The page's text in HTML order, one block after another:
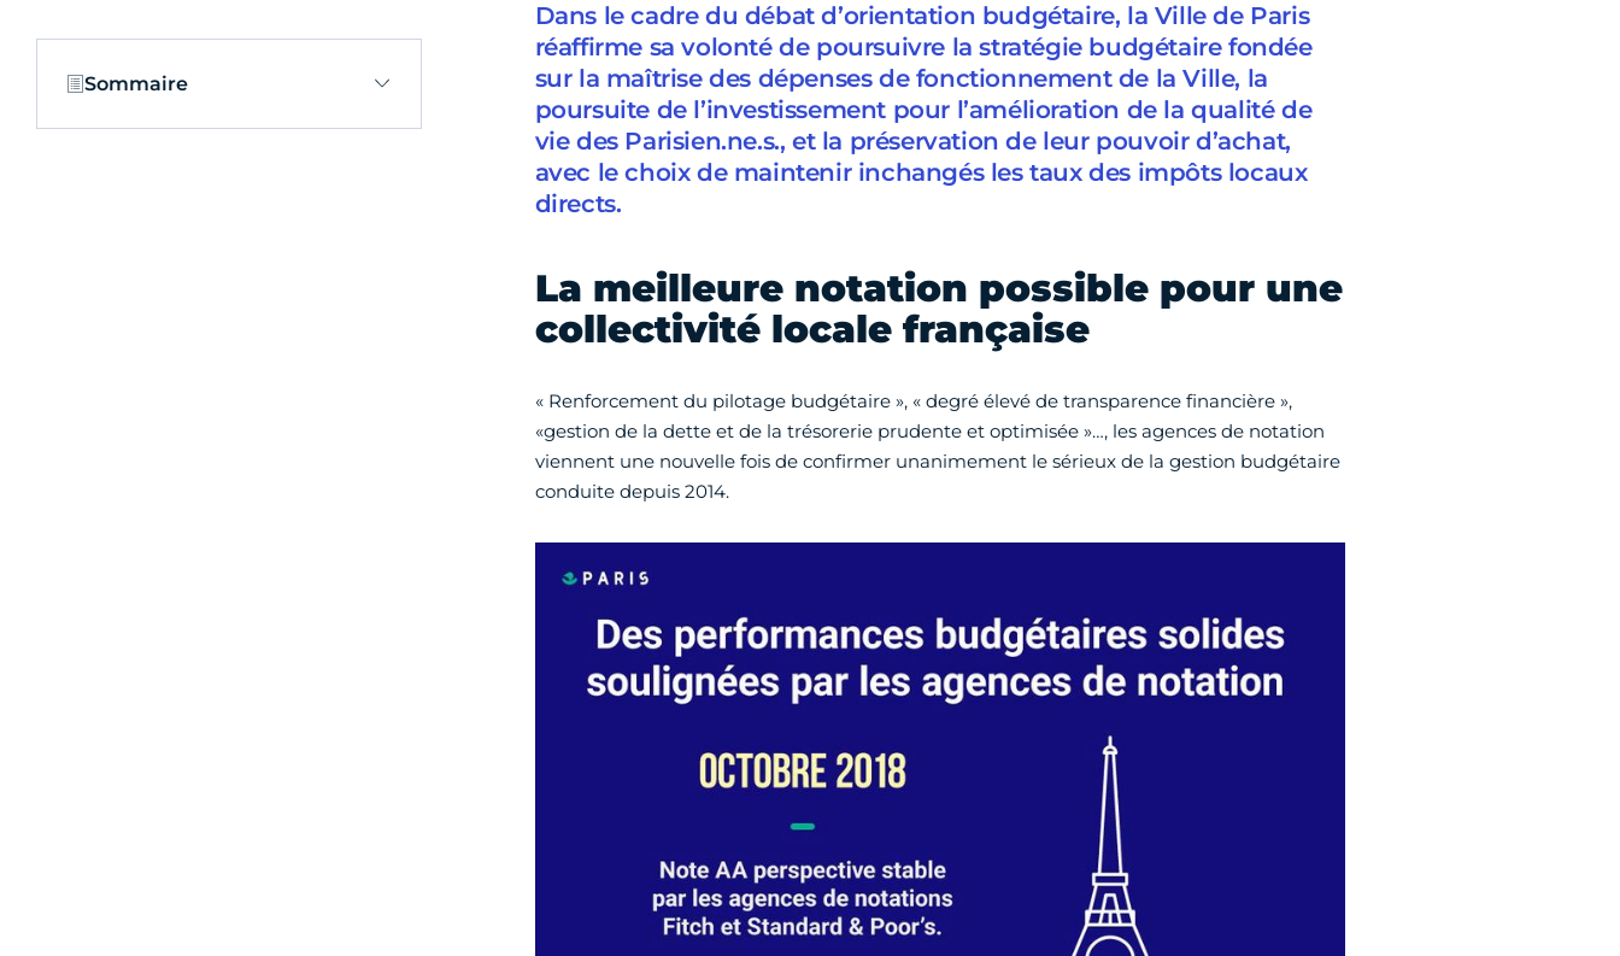
Sommaire
Dans le cadre du débat d’orientation budgétaire, la Ville de Paris
réaffirme sa volonté de poursuivre la stratégie budgétaire fondée
sur la maîtrise des dépenses de fonctionnement de la Ville, la
poursuite de l’investissement pour l’amélioration de la qualité de
vie des Parisien.ne.s., et la préservation de leur pouvoir d’achat,
avec le choix de maintenir inchangés les taux des impôts locaux
directs.
La meilleure notation possible pour une
collectivité locale française
« Renforcement du pilotage budgétaire », « degré élevé de transparence financière »,
«gestion de la dette et de la trésorerie prudente et optimisée »…, les agences de notation
viennent une nouvelle fois de confirmer unanimement le sérieux de la gestion budgétaire
conduite depuis 2014.